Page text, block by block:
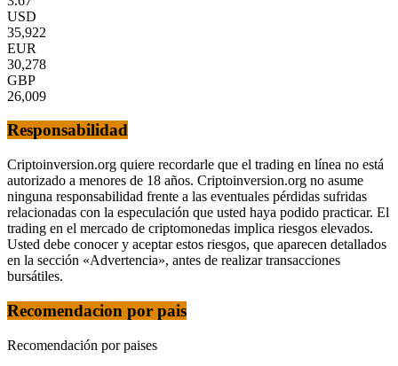
USD
35,922
EUR
30,278
GBP
26,009
Responsabilidad
Criptoinversion.org quiere recordarle que el trading en línea no está
autorizado a menores de 18 años. Criptoinversion.org no asume
ninguna responsabilidad frente a las eventuales pérdidas sufridas
relacionadas con la especulación que usted haya podido practicar. El
trading en el mercado de criptomonedas implica riesgos elevados.
Usted debe conocer y aceptar estos riesgos, que aparecen detallados
en la sección «Advertencia», antes de realizar transacciones
bursátiles.
Recomendacion por pais
Recomendación por paises